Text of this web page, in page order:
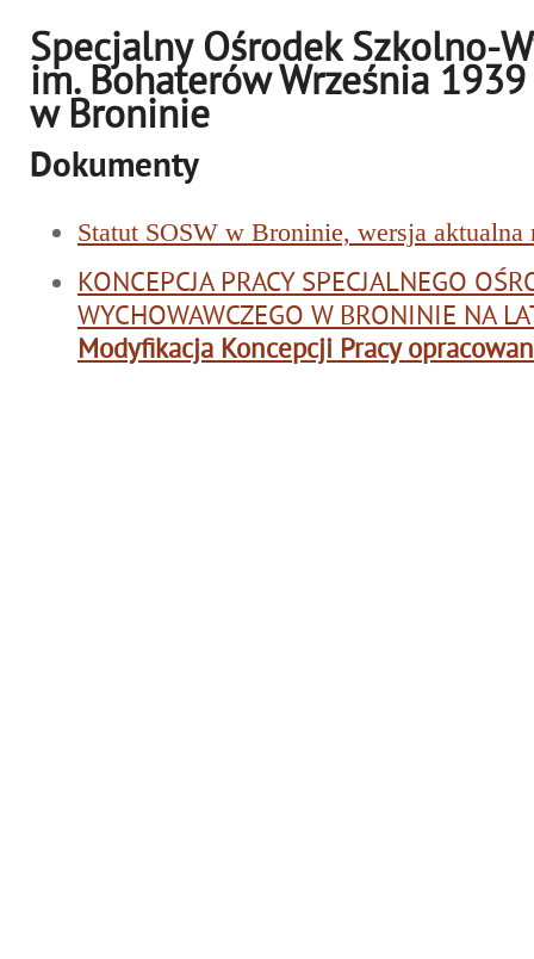
Specjalny Ośrodek Szkolno-
im. Bohaterów Września
w Broninie
Dokumenty
Statut SOSW w Broninie, wersja aktualna
KONCEPCJA PRACY SPECJALNEGO
WYCHOWAWCZEGO W BRONINIE NA
Modyfikacja Koncepcji Pracy